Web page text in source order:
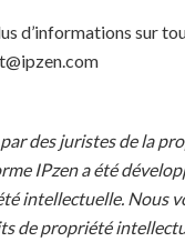
d’informations sur
des juristes de la
IPzen a été
intellectuelle. Nous
de propriété